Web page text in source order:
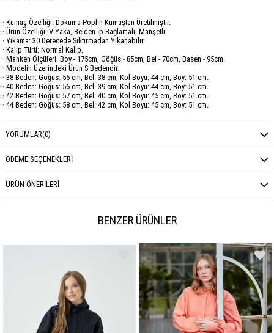
· Kumaş Özelliği: Dokuma Poplin Kumaştan Üretilmiştir.
· Ürün Özelliği: V Yaka, Belden İp Bağlamalı, Manşetli.
· Yıkama: 30 Derecede Sıktırmadan Yıkanabilir
· Kalıp Türü: Normal Kalıp.
· Manken Ölçüleri: Boy - 175cm, Göğüs - 85cm, Bel - 70cm, Basen - 95cm.
· Modelin Üzerindeki Ürün S Bedendir.
· 38 Beden: Göğüs: 55 cm, Bel: 38 cm, Kol Boyu: 44 cm, Boy: 51 cm.
· 40 Beden: Göğüs: 56 cm, Bel: 39 cm, Kol Boyu: 44 cm, Boy: 51 cm.
· 42 Beden: Göğüs: 57 cm, Bel: 40 cm, Kol Boyu: 45 cm, Boy: 51 cm.
· 44 Beden: Göğüs: 58 cm, Bel: 42 cm, Kol Boyu: 45 cm, Boy: 51 cm.
Sezon YAZ
Kumaş Cinsi
YORUMLAR(0)
ÖDEME SEÇENEKLERI
ÜRÜN ÖNERILERI
BENZER ÜRÜNLER